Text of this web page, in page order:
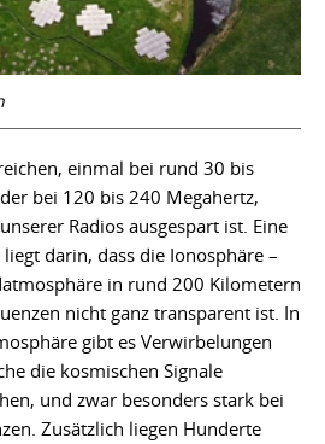
einmal bei rund 30 bis
bei 120 bis 240 Megahertz,
Radios ausgespart ist. Eine
darin, dass die Ionosphäre –
in rund 200 Kilometern
nicht ganz transparent ist. In
gibt es Verwirbelungen
die kosmischen Signale
und zwar besonders stark bei
Zusätzlich liegen Hunderte